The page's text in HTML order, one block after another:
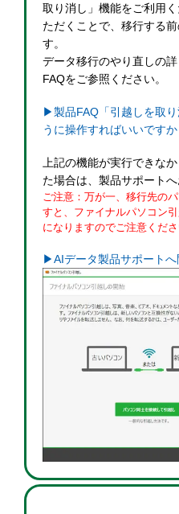
取り消し」機能をご利用
ただくことで、移行する
す。
データ移行のやり直しの
FAQをご参照ください。
▶製品FAQ「引越しを取
うに操作すればいいですか
上記の機能が実行できな
た場合は、製品サポート
ご注意：万が一、移行先の
すと、ファイナルパソコン
になりますのでご注意くださ
▶AIデータ製品サポートへ